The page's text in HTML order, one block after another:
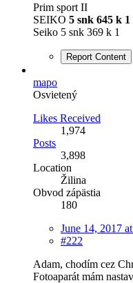
Prim sport II
SEIKO 5 snk 645 k 1
Seiko 5 snk 369 k 1
Report Content
mapo
Osvietený
Likes Received
1,974
Posts
3,898
Location
Žilina
Obvod zápästia
180
June 14, 2017
#222
Adam, chodím cez
Fotoaparát mám